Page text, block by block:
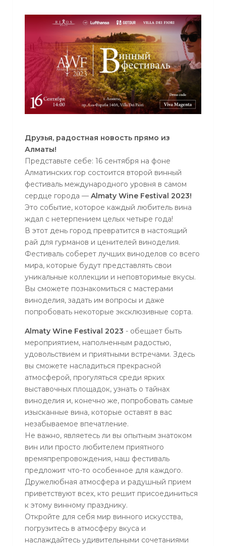
Друзья, радостная новость прямо из
Алматы!
Представьте себе: 16 сентября на фоне
Алматинских гор состоится второй винный
фестиваль международного уровня в самом
сердце города — Almaty Wine Festival 2023!
Это событие, которое каждый любитель вина
ждал с нетерпением целых четыре года!
В этот день город превратится в настоящий
рай для гурманов и ценителей виноделия.
Фестиваль соберет лучших виноделов со всего
мира, которые будут представлять свои
уникальные коллекции и неповторимые вкусы.
Вы сможете познакомиться с мастерами
виноделия, задать им вопросы и даже
попробовать некоторые эксклюзивные сорта.
Almaty Wine Festival 2023 - обещает быть
мероприятием, наполненным радостью,
удовольствием и приятными встречами. Здесь
вы сможете насладиться прекрасной
атмосферой, прогуляться среди ярких
выставочных площадок, узнать о тайнах
виноделия и, конечно же, попробовать самые
изысканные вина, которые оставят в вас
незабываемое впечатление.
Не важно, являетесь ли вы опытным знатоком
вин или просто любителем приятного
времяпрепровождения, наш фестиваль
предложит что-то особенное для каждого.
Дружелюбная атмосфера и радушный прием
приветствуют всех, кто решит присоединиться
к этому винному празднику.
Откройте для себя мир винного искусства,
погрузитесь в атмосферу вкуса и
наслаждайтесь удивительными сочетаниями